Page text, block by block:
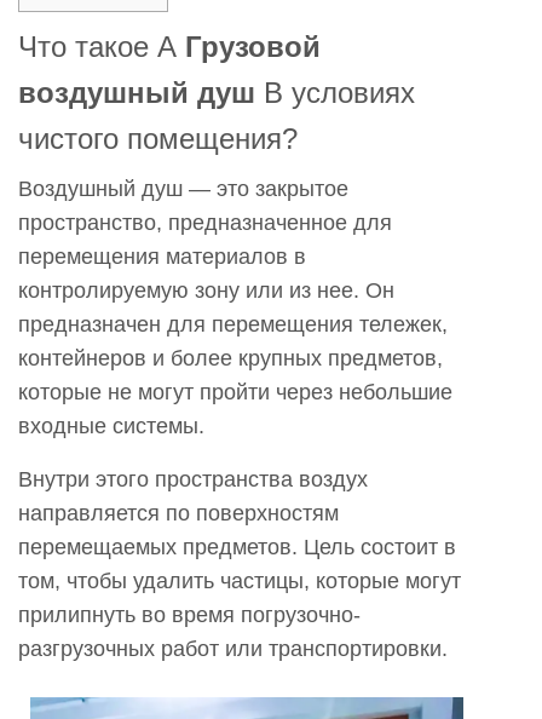
1
Что
Грузовой
воздушный
В
условиях
чистого
помещения?
2
Зачем
чистым
помещениям
нужны
воздушные
душевые
для
грузов?
3
Что такое А Грузовой
воздушный душ В условиях
чистого помещения?
Воздушный душ — это закрытое
пространство, предназначенное для
перемещения материалов в
контролируемую зону или из нее. Он
предназначен для перемещения тележек,
контейнеров и более крупных предметов,
которые не могут пройти через небольшие
входные системы.
Внутри этого пространства воздух
направляется по поверхностям
перемещаемых предметов. Цель состоит в
том, чтобы удалить частицы, которые могут
прилипнуть во время погрузочно-
разгрузочных работ или транспортировки.